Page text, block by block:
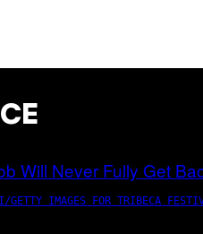
GETTY IMAGES FOR TRIBECA